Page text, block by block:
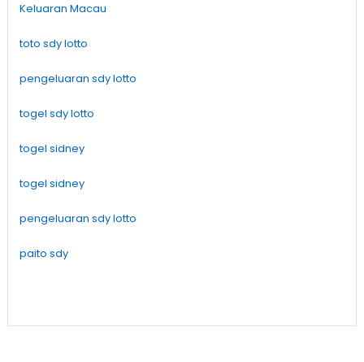
Keluaran Macau
toto sdy lotto
pengeluaran sdy lotto
togel sdy lotto
togel sidney
togel sidney
pengeluaran sdy lotto
paito sdy